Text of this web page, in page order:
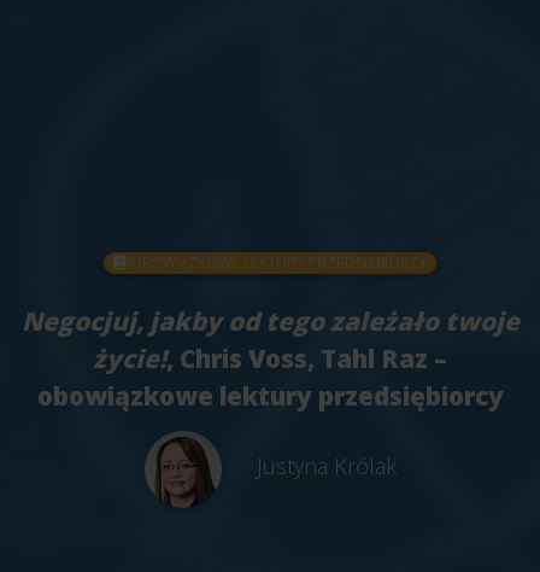
OBOWIĄZKOWE LEKTURY PRZEDSIĘBIORCY
Negocjuj, jakby od tego zależało twoje
życie!, Chris Voss, Tahl Raz –
obowiązkowe lektury przedsiębiorcy
Justyna Królak